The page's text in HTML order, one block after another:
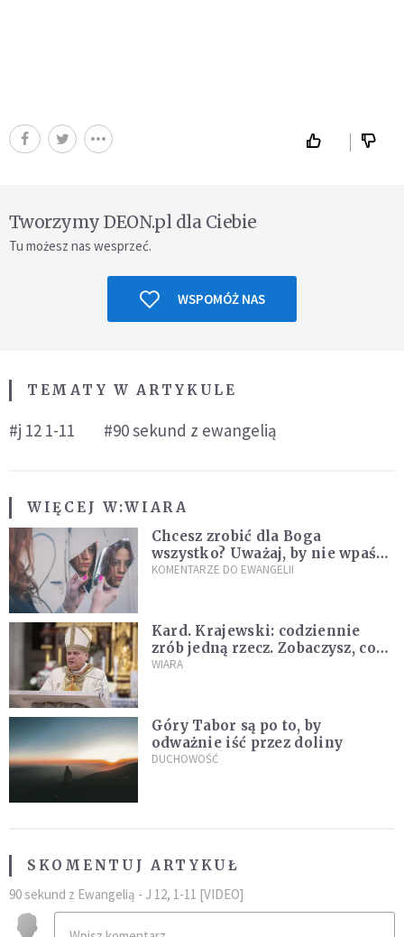
Tworzymy DEON.pl dla Ciebie
Tu możesz nas wesprzeć.
WSPOMÓŻ NAS
TEMATY W ARTYKULE
#j 12 1-11 #90 sekund z ewangelią
WIĘCEJ W:WIARA
Chcesz zrobić dla Boga
wszystko? Uważaj, by nie wpaść
w groźną pułapkę
KOMENTARZE DO EWANGELII
Kard. Krajewski: codziennie
zrób jedną rzecz. Zobaczysz, co
stanie się z twoim życiem
WIARA
Góry Tabor są po to, by
odważnie iść przez doliny
DUCHOWOŚĆ
SKOMENTUJ ARTYKUŁ
90 sekund z Ewangelią - J 12, 1-11 [VIDEO]